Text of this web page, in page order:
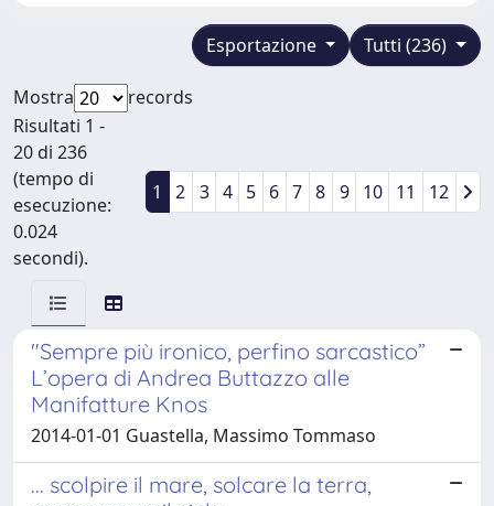
Tutti (236)
Esportazione
Mostra
records
Risultati 1 -
20 di 236
(tempo di
esecuzione:
0.024
secondi).
1 2 3 4 5 6 7 8 9 10 11 12
"Sempre più ironico, perfino sarcastico”
L’opera di Andrea Buttazzo alle
Manifatture Knos
2014-01-01 Guastella, Massimo Tommaso
... scolpire il mare, solcare la terra,